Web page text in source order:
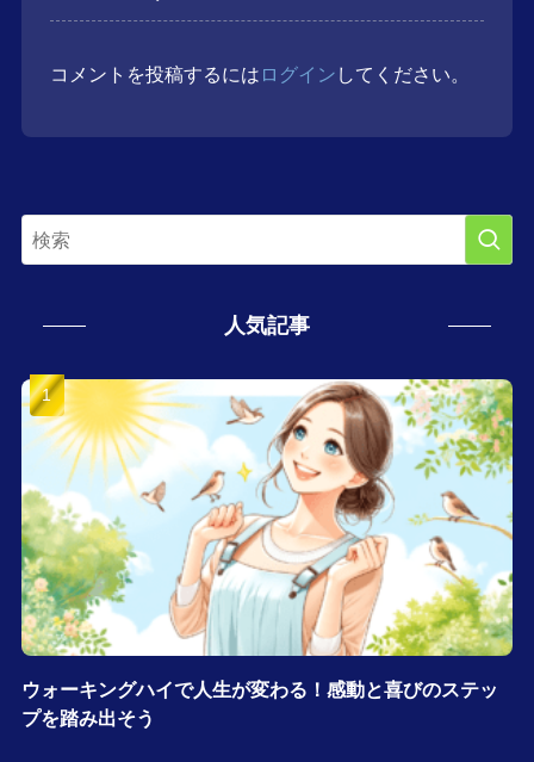
コメントを投稿するには ログイン してください。
人気記事
ウォーキングハイで人生が変わる！感動と喜びのステッ
プを踏み出そう